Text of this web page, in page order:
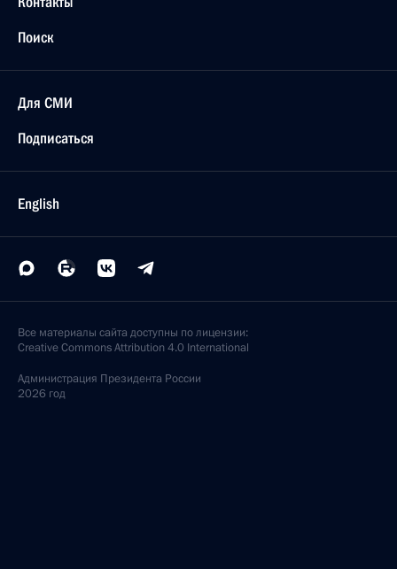
Поиск
Для СМИ
Подписаться
English
Все материалы сайта доступны по лицензии:
Creative Commons Attribution 4.0 International
Администрация Президента России
2026 год